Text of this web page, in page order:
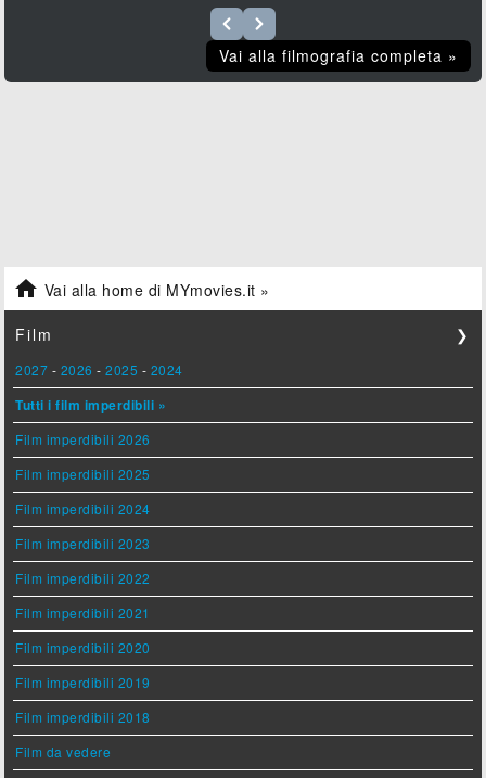
Vai alla filmografia completa »
 Vai alla home di MYmovies.it »
Film ❯
2027 - 2026 -2025 - 2024
Tutti i film imperdibili »
Film imperdibili 2026
Film imperdibili 2025
Film imperdibili 2024
Film imperdibili 2023
Film imperdibili 2022
Film imperdibili 2021
Film imperdibili 2020
Film imperdibili 2019
Film imperdibili 2018
Film da vedere